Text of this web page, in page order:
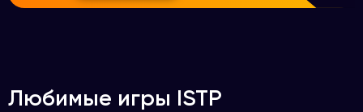
Любимые игры ISTP